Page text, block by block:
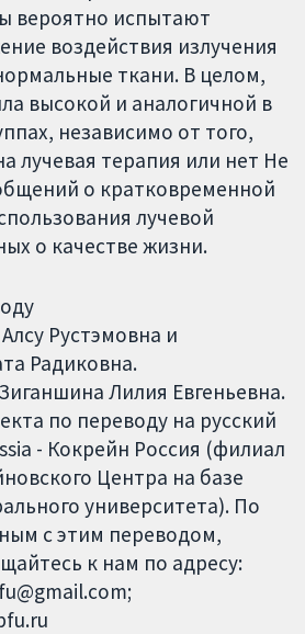
вероятно испытают
воздействия излучения
ткани. В целом,
высокой и аналогичной в
независимо от того,
лучевая терапия или нет Не
о кратковременной
лучевой
о качестве жизни.
Рустэмовна и
Радиковна.
Лилия Евгеньевна.
по переводу на русский
- Кокрейн Россия (филиал
Центра на базе
университета). По
с этим переводом,
к нам по адресу: